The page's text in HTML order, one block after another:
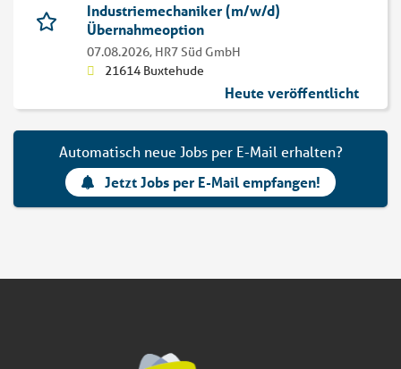
Industriemechaniker (m/w/d)
Übernahmeoption
07.08.2026, HR7 Süd GmbH
21614 Buxtehude
Heute veröffentlicht
Automatisch neue Jobs per E-Mail erhalten?
Jetzt Jobs per E-Mail empfangen!